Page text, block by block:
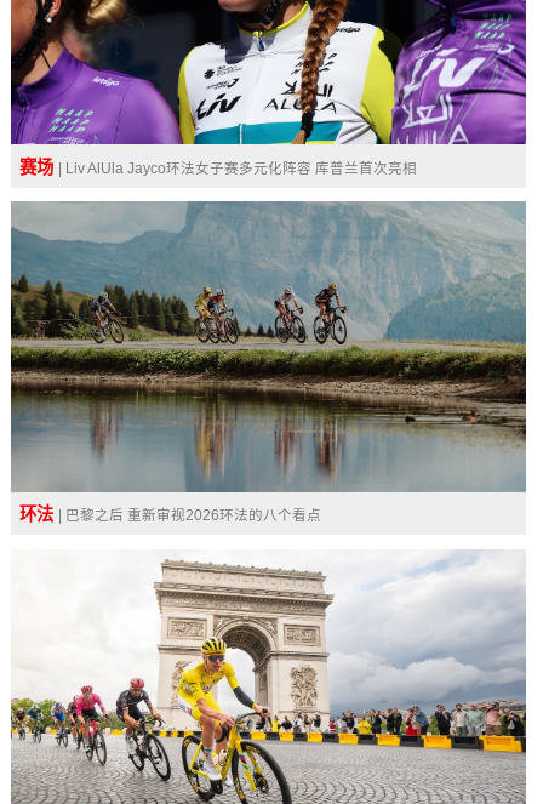
赛场 | Liv AlUla Jayco环法女子赛多元化阵容 库普兰首次亮相
环法 | 巴黎之后 重新审视2026环法的八个看点